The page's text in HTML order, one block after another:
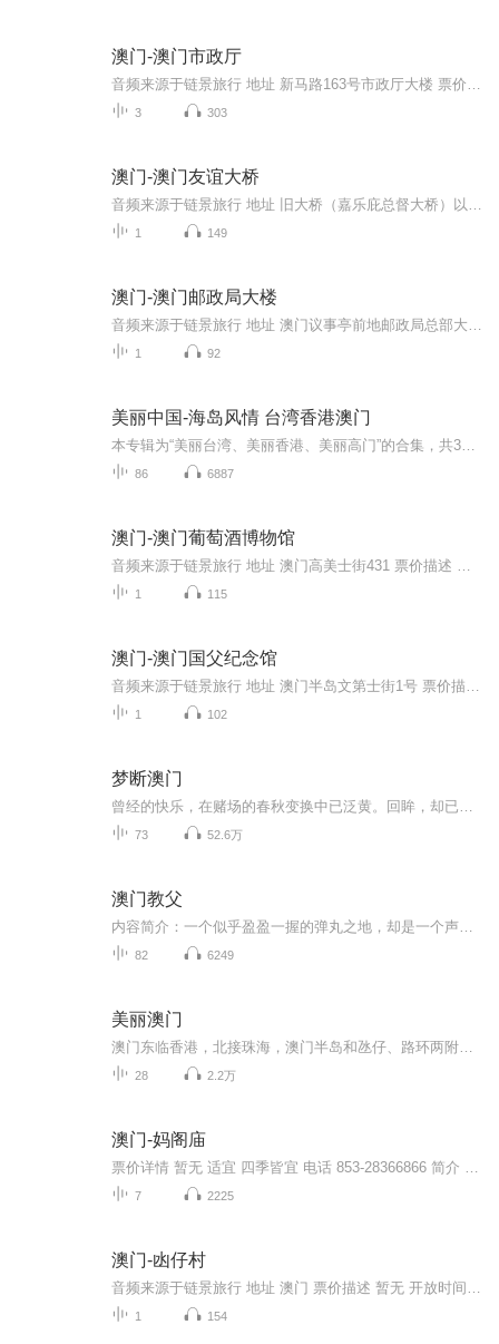
澳门-澳门市政厅
3 303
澳门-澳门友谊大桥
1 149
澳门-澳门邮政局大楼
1 92
美丽中国-海岛风情 台湾香港澳门
86 6887
澳门-澳门葡萄酒博物馆
1 115
澳门-澳门国父纪念馆
1 102
梦断澳门
73 52.6万
澳门教父
82 6249
美丽澳门
28 2.2万
澳门-妈阁庙
7 2225
澳门-凼仔村
1 154